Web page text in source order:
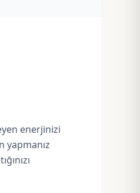
enerjinizi
yapmanız